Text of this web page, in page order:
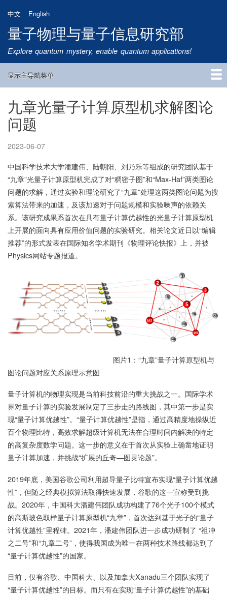
到
主
要
内
中文 English
量子物理与量子信息研究部
Explore quantum mystery, enable quantum applications!
Main
显示主导航菜单
首页
研究方向
量子卫星
团队成员
新闻动态
研究进展
学术报告
论文发表
公告通知
招生信息
相关链接
九章光量子计算原型机求解图论
问题
2023-06-07
中国科学技术大学潘建伟、陆朝阳、刘乃乐等组成的研究团队基于
“九章”光量子计算原型机完成了对“稠密子图”和“Max-Haf”两类图论
问题的求解，通过实验和理论研究了“九章”处理这两类图论问题为搜
索算法带来的加速，及该加速对于问题规模和实验噪声的依赖关
系。该研究成果系首次在具有量子计算优越性的光量子计算原型机
上开展的面向具有应用价值问题的实验研究。相关论文近日以“编辑
推荐”的形式发表在国际知名学术期刊《物理评论快报》上，并被
Physics网站专题报道。
图片1：“九章”量子计算原型机与
图论问题对应关系原理示意图
量子计算机的物理实现是当前科技前沿的重大挑战之一。国际学术
界对量子计算的实验发展制定了三步走的路线图，其中第一步是实
现“量子计算优越性”。“量子计算优越性”是指，通过高精度地操纵近
百个物理比特，高效求解超级计算机无法在合理时间内解决的特定
的高复杂度数学问题。这一步的意义在于首次从实验上确凿地证明
量子计算加速，并挑战“扩展的丘奇—图灵论题”。
2019年底，美国谷歌公司利用超导量子比特宣布实现“量子计算优越
性”，但随之经典模拟算法取得快速发展，谷歌的这一宣称受到挑
战。2020年，中国科大潘建伟团队成功构建了76个光子100个模式
的高斯玻色取样量子计算原型机“九章”，首次达到基于光子的“量子
计算优越性”里程碑。2021年，潘建伟团队进一步成功研制了 “祖冲
之二号”和“九章二号”，使得我国成为唯一在两种技术路线都达到了
“量子计算优越性”的国家。
目前，仅有谷歌、中国科大、以及加拿大Xanadu三个团队实现了
“量子计算优越性”的目标。而只有在实现“量子计算优越性”的基础